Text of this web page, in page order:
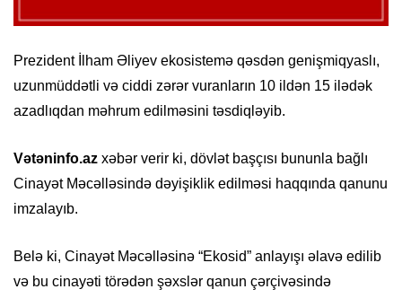
Prezident İlham Əliyev ekosistemə qəsdən genişmiqyaslı,
uzunmüddətli və ciddi zərər vuranların 10 ildən 15 ilədək
azadlıqdan məhrum edilməsini təsdiqləyib.
Vətəninfo.az xəbər verir ki, dövlət başçısı bununla bağlı
Cinayət Məcəlləsində dəyişiklik edilməsi haqqında qanunu
imzalayıb.
Belə ki, Cinayət Məcəlləsinə “Ekosid” anlayışı əlavə edilib
və bu cinayəti törədən şəxslər qanun çərçivəsində